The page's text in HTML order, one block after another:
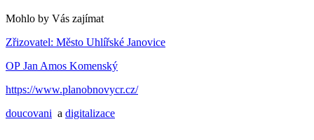
Mohlo by Vás zajímat
Zřizovatel: Město Uhlířské Janovice
OP Jan Amos Komenský
https://www.planobnovycr.cz/
doucovani a digitalizace